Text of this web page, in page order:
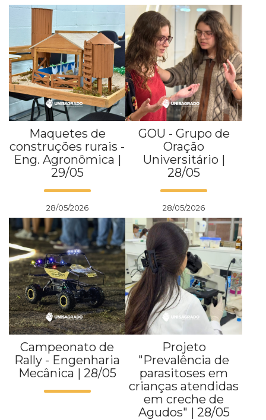
Maquetes de
construções rurais -
Eng. Agronômica |
29/05
GOU - Grupo de
Oração
Universitário |
28/05
28/05/2026
Campeonato de
Rally - Engenharia
Mecânica | 28/05
28/05/2026
Projeto
"Prevalência de
parasitoses em
crianças atendidas
em creche de
Agudos" | 28/05